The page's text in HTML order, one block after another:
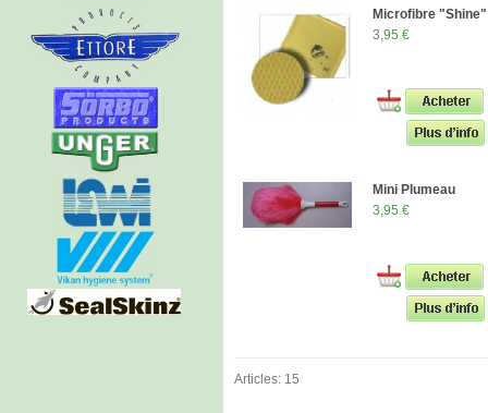
Microfibre
3,95 €
Mini Plumeau
3,95 €
Articles: 15